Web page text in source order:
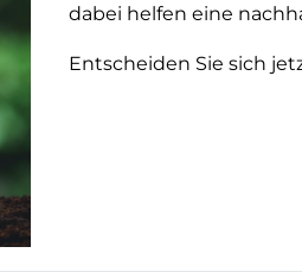
dabei helfen eine
Entscheiden Sie sich